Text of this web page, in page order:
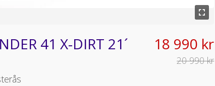
41 X-DIRT 21´
18 990 kr
20 990 kr